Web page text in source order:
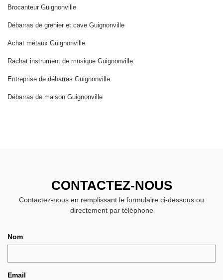
Brocanteur Guignonville
Débarras de grenier et cave Guignonville
Achat métaux Guignonville
Rachat instrument de musique Guignonville
Entreprise de débarras Guignonville
Débarras de maison Guignonville
CONTACTEZ-NOUS
Contactez-nous en remplissant le formulaire ci-dessous ou
directement par téléphone
Nom
Email